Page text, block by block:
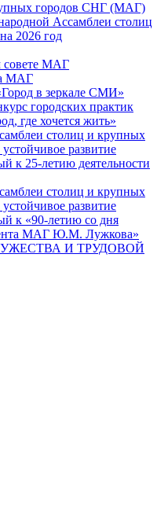
городов СНГ (МАГ)
Ассамблеи столиц
2026 год
совете МАГ
МАГ
в зеркале СМИ»
городских практик
где хочется жить»
столиц и крупных
развитие
к 25-летию деятельности
столиц и крупных
развитие
к «90-летию со дня
МАГ Ю.М. Лужкова»
И ТРУДОВОЙ